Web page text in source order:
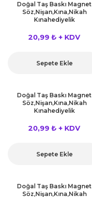
Doğal Taş Baskı Magnet
Söz,Nişan,Kına,Nikah
Kınahediyelik
20,99 ₺ + KDV
Sepete Ekle
Doğal Taş Baskı Magnet
Söz,Nişan,Kına,Nikah
Kınahediyelik
20,99 ₺ + KDV
Sepete Ekle
Doğal Taş Baskı Magnet
Söz,Nişan,Kına,Nikah